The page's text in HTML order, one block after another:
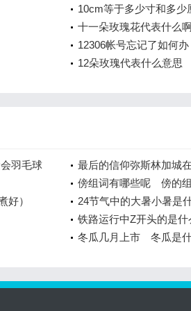
10cm等于多少寸和多少
十一朵玫瑰花代表什么
12306帐号忘记了如何办
12朵玫瑰代表什么意思
羽毛球
最后的信仰弥斯林加城
傍组词有哪些呢 傍的
好）
24节气中的大暑小暑是
吗）
铁路运行中Z开头的是什
冬瓜几月上市 冬瓜是